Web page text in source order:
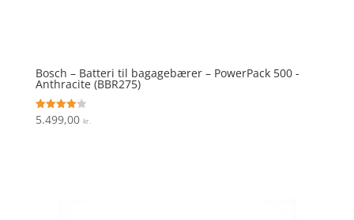
Bosch – Batteri til bagagebærer – PowerPack 500 -
Anthracite (BBR275)
Vurderet
4
5.499,00 kr.